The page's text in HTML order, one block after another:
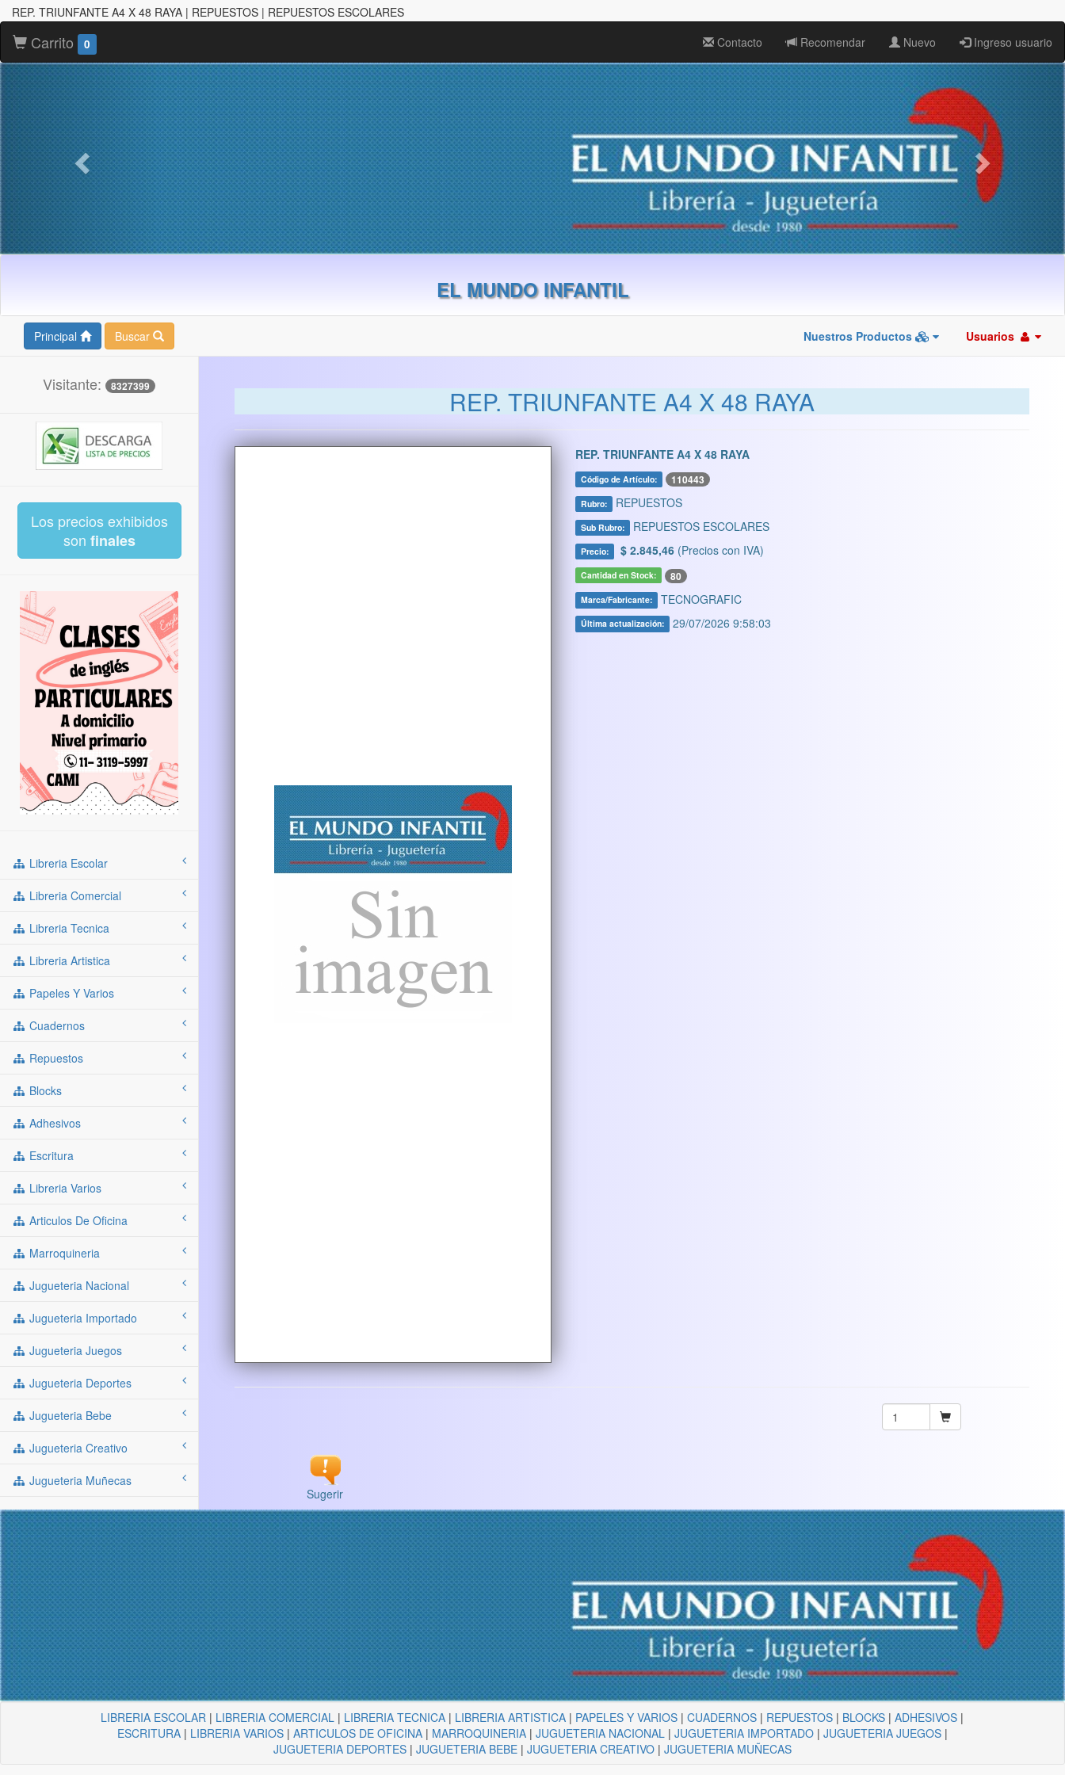
REP. TRIUNFANTE A4 X 48 RAYA | REPUESTOS | REPUESTOS ESCOLARES
Carrito 0 Contacto Recomendar Nuevo Ingreso usuario
EL MUNDO INFANTIL
Principal Buscar Nuestros Productos Usuarios
Visitante: 8327399
Los precios exhibidos
son finales
Libreria Escolar
Libreria Comercial
Libreria Tecnica
Libreria Artistica
Papeles Y Varios
Cuadernos
Repuestos
Blocks
Adhesivos
Escritura
Libreria Varios
Articulos De Oficina
Marroquineria
Jugueteria Nacional
Jugueteria Importado
Jugueteria Juegos
Jugueteria Deportes
Jugueteria Bebe
Jugueteria Creativo
Jugueteria Muñecas
REP. TRIUNFANTE A4 X 48 RAYA
REP. TRIUNFANTE A4 X 48 RAYA
Código de Artículo: 110443
Rubro: REPUESTOS
Sub Rubro: REPUESTOS ESCOLARES
Precio: $ 2.845,46 (Precios con IVA)
Cantidad en Stock: 80
Marca/Fabricante: TECNOGRAFIC
Última actualización: 29/07/2026 9:58:03
Sugerir
LIBRERIA ESCOLAR | LIBRERIA COMERCIAL | LIBRERIA TECNICA | LIBRERIA ARTISTICA | PAPELES Y VARIOS |CUADERNOS | REPUESTOS | BLOCKS |ADHESIVOS |
ESCRITURA| LIBRERIA VARIOS| ARTICULOS DE OFICINA| MARROQUINERIA| JUGUETERIA NACIONAL | JUGUETERIA IMPORTADO| JUGUETERIA JUEGOS|
JUGUETERIA DEPORTES| JUGUETERIA BEBE| JUGUETERIA CREATIVO| JUGUETERIA MUÑECAS